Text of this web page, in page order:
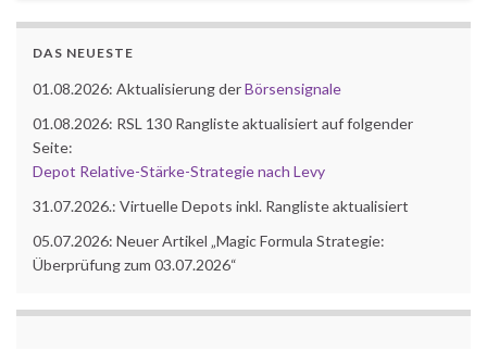
DAS NEUESTE
01.08.2026: Aktualisierung derBörsensignale
01.08.2026: RSL 130 Rangliste aktualisiert auf folgender
Seite:
Depot Relative-Stärke-Strategie nach Levy
31.07.2026.: Virtuelle Depots inkl. Rangliste aktualisiert
05.07.2026: Neuer Artikel „Magic Formula Strategie:
Überprüfung zum 03.07.2026“